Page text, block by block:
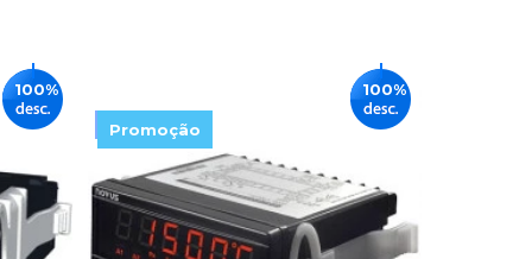
100% 100%
Promoção